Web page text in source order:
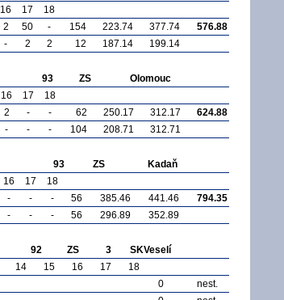
16 17
18
2 50 - 154 223.74 377.74
576.88
- 2 2 12 187.14 199.14
93 ZS
Olomouc
16 17
18
2 - - 62 250.17 312.17
624.88
- - - 104 208.71 312.71
93 ZS
Kadaň
16 17
18
- - - 56 385.46 441.46
794.35
- - - 56 296.89 352.89
92 ZS 3
SKVeselí
14 15 16 17
18
0
nest.